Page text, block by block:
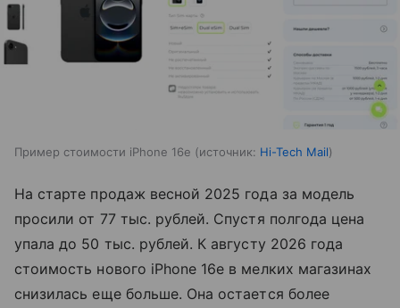
Пример стоимости iPhone 16e источник: Hi-Tech Mail
На старте продаж весной 2025 года за модель
просили от 77 тыс. рублей. Спустя полгода цена
упала до 50 тыс. рублей. К августу 2026 года
стоимость нового iPhone 16e в мелких магазинах
снизилась еще больше. Она остается более